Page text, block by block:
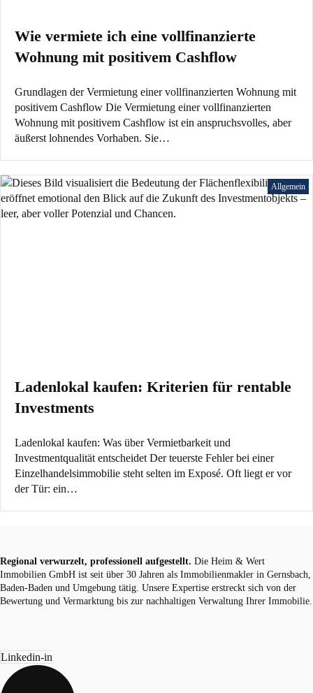
Wie vermiete ich eine vollfinanzierte
Wohnung mit positivem Cashflow
Grundlagen der Vermietung einer vollfinanzierten Wohnung mit
positivem Cashflow Die Vermietung einer vollfinanzierten
Wohnung mit positivem Cashflow ist ein anspruchsvolles, aber
äußerst lohnendes Vorhaben. Sie…
Allgemein
Ladenlokal kaufen: Kriterien für rentable
Investments
Ladenlokal kaufen: Was über Vermietbarkeit und
Investmentqualität entscheidet Der teuerste Fehler bei einer
Einzelhandelsimmobilie steht selten im Exposé. Oft liegt er vor
der Tür: ein…
Regional verwurzelt, professionell aufgestellt. Die Heim & Wert
Immobilien GmbH ist seit über 30 Jahren als Immobilienmakler in Gernsbach,
Baden-Baden und Umgebung tätig. Unsere Expertise erstreckt sich von der
Bewertung und Vermarktung bis zur nachhaltigen Verwaltung Ihrer Immobilie.
Linkedin-in